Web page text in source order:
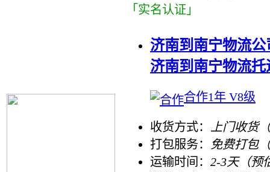
「实名认证」
济南到南宁物流
济南到南宁物流托
合作1年 V8级
收货方式：
上门收货
打包服务：
免费打包
运输时间： 2-3天（预